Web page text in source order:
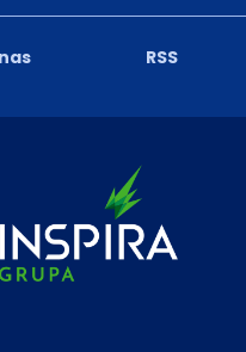
RSS